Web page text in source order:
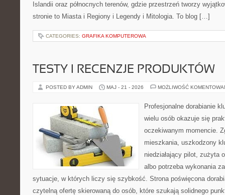
Islandii oraz północnych terenów, gdzie przestrzeń tworzy
stronie to Miasta i Regiony i Legendy i Mitologia. To blog […]
CATEGORIES: GRAFIKA KOMPUTEROWA
TESTY I RECENZJE PRODUKTÓW
POSTED BY ADMIN MAJ - 21 - 2026 MOŻLIWOŚĆ
Profesjonalne dorabianie
wielu osób okazuje się
oczekiwanym momencie.
mieszkania, uszkodzony
niedziałający pilot, zużyta
albo potrzeba wykonania
sytuacje, w których liczy się szybkość. Strona poświęcona
czytelną ofertę skierowaną do osób, które szukają solidnego